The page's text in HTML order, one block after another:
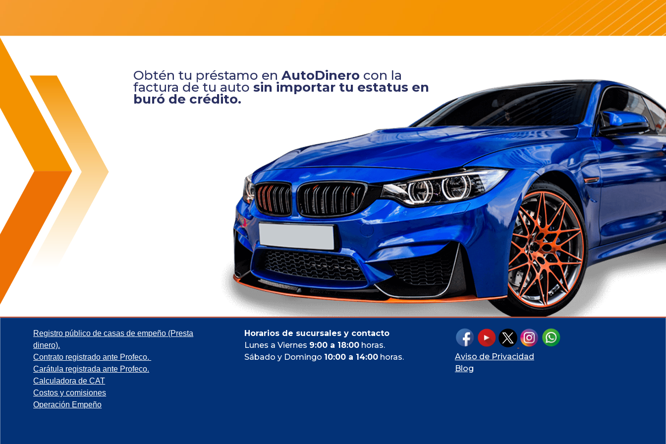
Obtén tu préstamo enAutoDinero con la
factura de tu autosin importar tu estatus en
buró de crédito.
Registro público de casas de empeño (Presta
dinero).
Contrato registrado ante Profeco.
Carátula registrada ante Profeco.
Calculadora de CAT
Costos y comisiones
Operación Empeño
Horarios de sucursales y contacto
Lunes a Viernes 9:00 a 18:00horas.
Sábado y Domingo 10:00 a 14:00horas.
Aviso de Privacidad
Blog